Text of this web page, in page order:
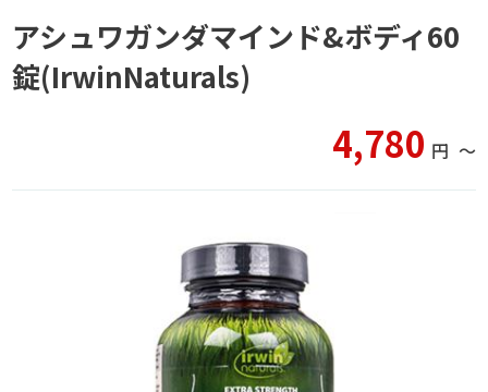
アシュワガンダマインド&ボディ60
錠(IrwinNaturals)
4,780 円 〜